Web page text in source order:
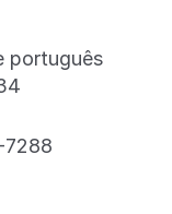
português
7288